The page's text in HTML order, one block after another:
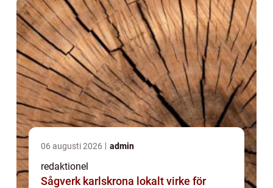
06 augusti 2026 admin
redaktionel
Sågverk karlskrona lokalt virke för